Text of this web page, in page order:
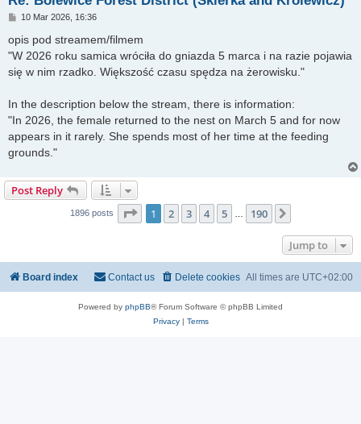
P
s
10 Mar 2026, 16:36
opis pod streamem/filmem
"W 2026 roku samica wróciła do gniazda 5 marca i na razie pojawia
się w nim rzadko. Większość czasu spędza na żerowisku."
In the description below the stream, there is information:
"In 2026, the female returned to the nest on March 5 and for now
appears in it rarely. She spends most of her time at the feeding
grounds."
Post Reply
1896 posts Page 1of 190
1 2 3 4 5 … 190
Jump to
Board index All times are UTC+02:00
Delete cookies
Contact us
Powered by phpBB® Forum Software © phpBB Limited
Privacy| Terms